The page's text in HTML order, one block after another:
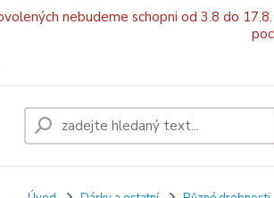
nebudeme schopni od 3.8 do